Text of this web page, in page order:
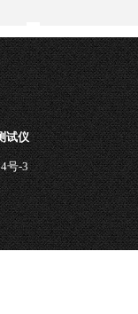
试仪
号-3